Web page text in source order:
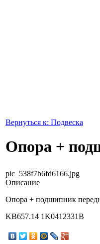
Вернуться к: Подвеска
Опора +
pic_538f7b6fd6166.jpg
Описание
Опора + подшипник
KB657.14 1K0412331B